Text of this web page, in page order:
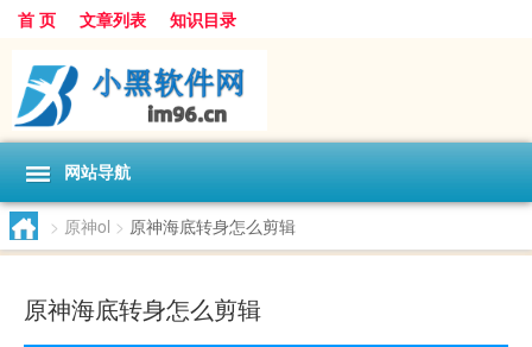
首 页 文章列表 知识目录
网站导航
> 原神ol > 原神海底转身怎么剪辑
原神海底转身怎么剪辑